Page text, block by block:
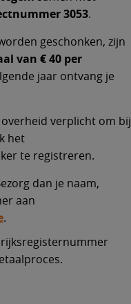
3053.
geschonken, zijn
van € 40 per
jaar ontvang je
verplicht om bij
het
te registreren.
dan je naam,
aan
.
rijksregisternummer